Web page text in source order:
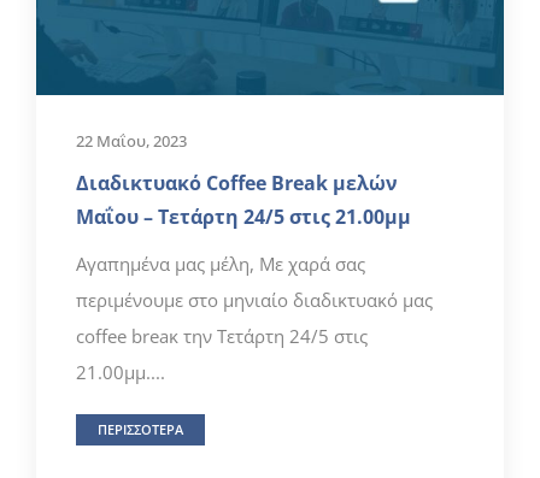
22 Μαΐου, 2023
Διαδικτυακό Coffee Break μελών
Μαΐου – Τετάρτη 24/5 στις 21.00μμ
Αγαπημένα μας μέλη, Με χαρά σας
περιμένουμε στο μηνιαίο διαδικτυακό μας
coffee breaκ την Τετάρτη 24/5 στις
21.00μμ....
ΠΕΡΙΣΣΟΤΕΡΑ